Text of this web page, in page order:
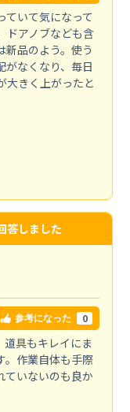
ていて気になって
ドアノブなども含
新品のよう。使う
がなくなり、毎日
大きく上がったと
答しました
参考になった 0
具もキレイにま
。作業自体も手際
ていないのも良か